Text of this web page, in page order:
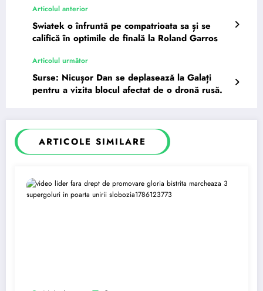
Articolul anterior
Swiatek o înfruntă pe compatrioata sa și se
califică în optimile de finală la Roland Garros
Articolul următor
Surse: Nicușor Dan se deplasează la Galați
pentru a vizita blocul afectat de o dronă rusă.
ARTICOLE SIMILARE